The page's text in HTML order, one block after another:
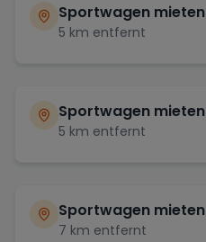
Sportwagen
5 km entfernt
Sportwagen
5 km entfernt
Sportwagen
7 km entfernt